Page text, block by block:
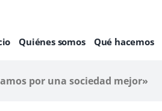
Quiénes somos Qué hacemos
por una sociedad mejor»